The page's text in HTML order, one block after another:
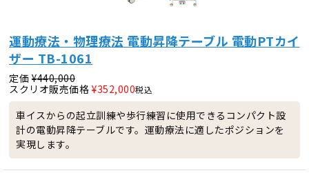
運動療法・物理療法 電動昇降テーブル 電動PTカイ
ザー TB-1061
定価 ¥440,000
スクリオ販売価格 ¥352,000税込
車イスからの起立訓練や歩行練習に使用できるコンパクト設
計の電動昇降テーブルです。運動療法に適したポジションを
実現します。